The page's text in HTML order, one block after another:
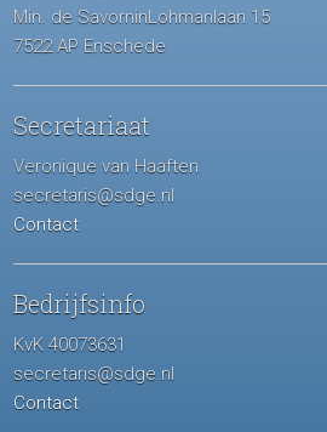
Min. de SavorninLohmanlaan 15
7522 AP Enschede
Secretariaat
Veronique van Haaften
secretaris@sdge.nl
Contact
Bedrijfsinfo
KvK 40073631
secretaris@sdge.nl
Contact